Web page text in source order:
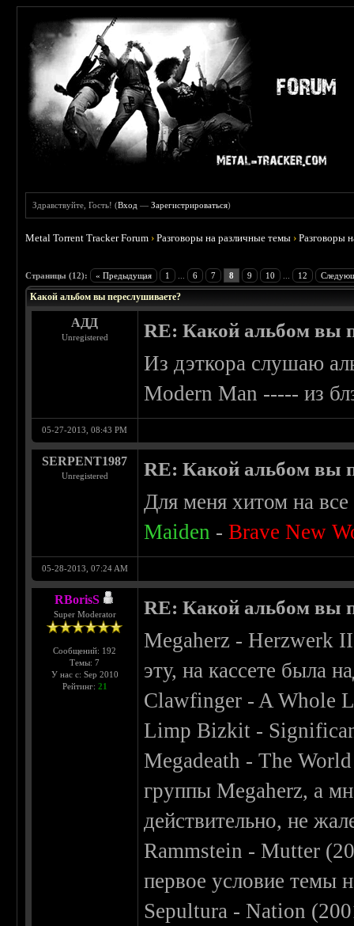
Здравствуйте, Гость! (Вход —Зарегистрироваться)
Metal Torrent Tracker Forum ›Разговоры на различные темы ›Разговоры
Страницы (12): « Предыдущая 1 6 7 8 9 10 12
Какой альбом вы переслушиваете?
АДД
Unregistered RE: Какой альбом вы
Из дэткора слушаю
Modern Man ----- из
05-27-2013, 08:43 PM
SERPENT1987
Unregistered RE: Какой альбом вы
Для меня хитом на
Maiden -Brave New
05-28-2013, 07:24 AM
RBorisS
Super Moderator
Сообщений: 192
Темы: 7
У нас с: Sep 2010
Рейтинг: 21
RE: Какой альбом вы
Megaherz - Herzwerk
эту, на кассете была
Clawfinger - A Whole
Limp Bizkit -
Megadeath - The
группы Megaherz, а
действительно, не
Rammstein - Mutter
первое условие темы
Sepultura - Nation